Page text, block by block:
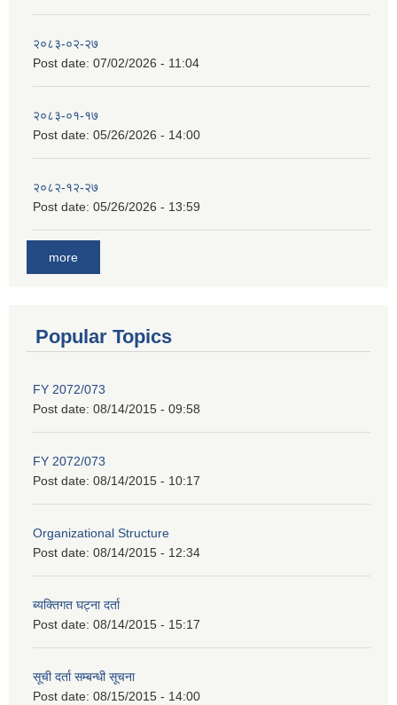
२०८३-०२-२७
Post date: 07/02/2026 - 11:04
२०८३-०१-१७
Post date: 05/26/2026 - 14:00
२०८२-१२-२७
Post date: 05/26/2026 - 13:59
more
Popular Topics
FY 2072/073
Post date: 08/14/2015 - 09:58
FY 2072/073
Post date: 08/14/2015 - 10:17
Organizational Structure
Post date: 08/14/2015 - 12:34
ब्यक्तिगत घट्ना दर्ता
Post date: 08/14/2015 - 15:17
सूची दर्ता सम्बन्धी सूचना
Post date: 08/15/2015 - 14:00